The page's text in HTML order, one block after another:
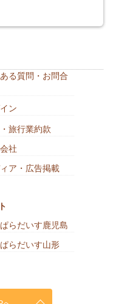
る質問・お問合
ン
旅行業約款
社
ィア・広告掲載
らだいす鹿児島
らだいす山形